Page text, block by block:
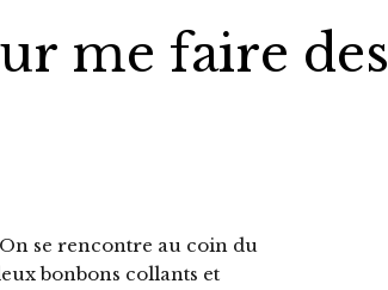
me faire des
On se rencontre au coin du
bonbons collants et